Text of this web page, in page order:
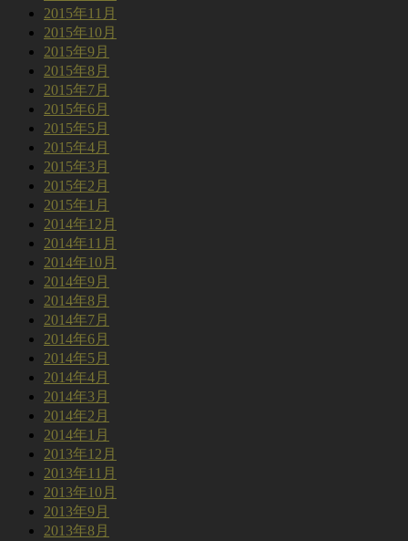
2015年11月
2015年10月
2015年9月
2015年8月
2015年7月
2015年6月
2015年5月
2015年4月
2015年3月
2015年2月
2015年1月
2014年12月
2014年11月
2014年10月
2014年9月
2014年8月
2014年7月
2014年6月
2014年5月
2014年4月
2014年3月
2014年2月
2014年1月
2013年12月
2013年11月
2013年10月
2013年9月
2013年8月